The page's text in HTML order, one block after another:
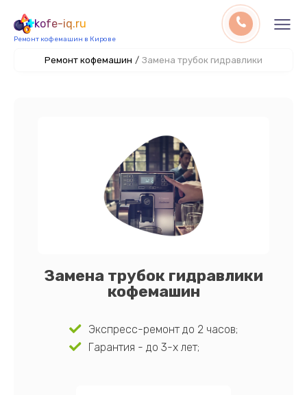
kofe-iq.ru
Ремонт кофемашин в Кирове
Ремонт кофемашин / Замена трубок гидравлики
Замена трубок гидравлики
кофемашин
Экспресс-ремонт до 2 часов;
Гарантия - до 3-х лет;